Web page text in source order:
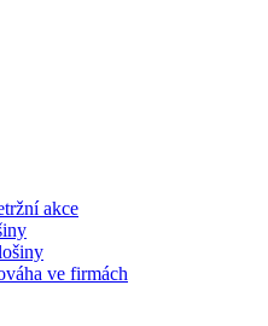
akce
ve firmách